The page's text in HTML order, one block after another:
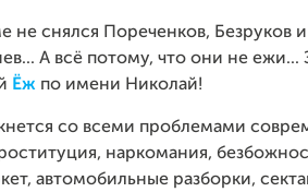
не снялся Пореченков, Безруков
А всё потому, что они не ежи...
Ёж по имени Николай!
со всеми проблемами
наркомания,
автомобильные разборки,